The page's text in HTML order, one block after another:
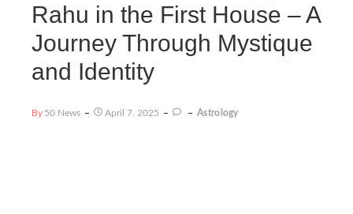
Rahu in the First House – A
Journey Through Mystique
and Identity
By 50 News April 7, 2025 Astrology